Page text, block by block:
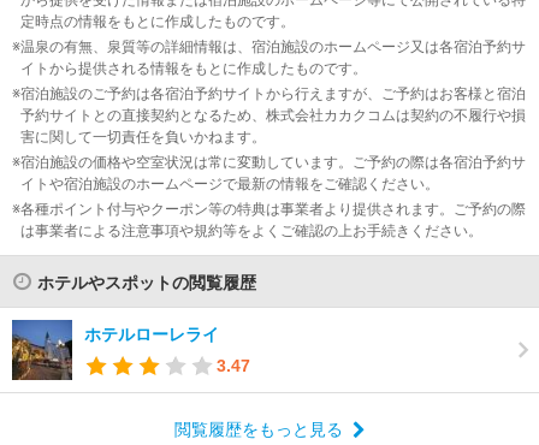
定時点の情報をもとに作成したものです。
温泉の有無、泉質等の詳細情報は、宿泊施設のホームページ又は各宿泊予約サ
イトから提供される情報をもとに作成したものです。
宿泊施設のご予約は各宿泊予約サイトから行えますが、ご予約はお客様と宿泊
予約サイトとの直接契約となるため、株式会社カカクコムは契約の不履行や損
害に関して一切責任を負いかねます。
宿泊施設の価格や空室状況は常に変動しています。ご予約の際は各宿泊予約サ
イトや宿泊施設のホームページで最新の情報をご確認ください。
各種ポイント付与やクーポン等の特典は事業者より提供されます。ご予約の際
は事業者による注意事項や規約等をよくご確認の上お手続きください。
ホテルやスポットの閲覧履歴
ホテルローレライ
3.47
閲覧履歴をもっと見る